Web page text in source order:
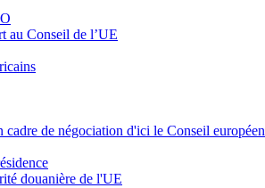
au Conseil de l’UE
de négociation d'ici le Conseil
douanière de l'UE